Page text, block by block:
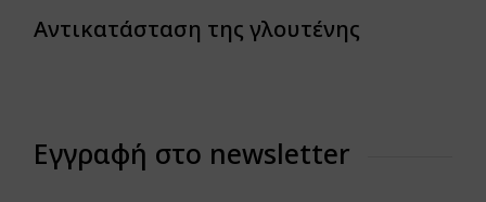
Αντικατάσταση της γλουτένης
Εγγραφή στο newsletter